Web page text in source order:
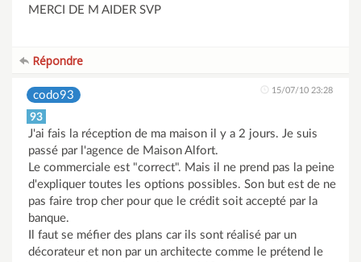
MERCI DE M AIDER SVP
Répondre
codo93 15/07/10 23:28
93
J'ai fais la réception de ma maison il y a 2 jours. Je suis
passé par l'agence de Maison Alfort.
Le commerciale est "correct". Mais il ne prend pas la peine
d'expliquer toutes les options possibles. Son but est de ne
pas faire trop cher pour que le crédit soit accepté par la
banque.
Il faut se méfier des plans car ils sont réalisé par un
décorateur et non par un architecte comme le prétend le